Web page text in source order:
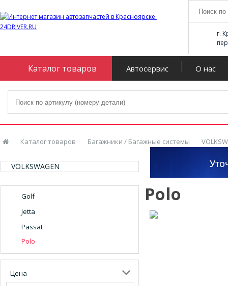
г.
Каталог товаров Автосервис О нас
Каталог товаров Багажники / Багажные системы
VOLKSWAGEN
Golf
Jetta
Passat
Polo
Цена
Polo